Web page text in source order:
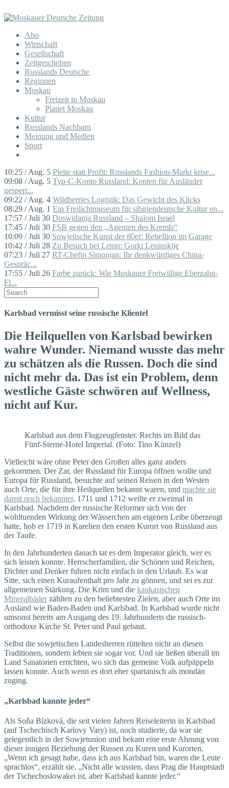
Abo
Wirtschaft
Gesellschaft
Zeitgeschehen
Russlands Deutsche
Regionen
Moskau
Freizeit in Moskau
Planet Moskau
Kultur
Russlands Nachbarn
Meinung und Medien
Sport
10:25 / Aug. 5 Pleite statt Profit: Russlands Fashion-Markt krise...
09:08 / Aug. 5 Typ-C-Konto Russland: Konten für Ausländer
gesperr...
09:22 / Aug. 4 Wildberries Logistik: Das Gewicht des Klicks
08:29 / Aug. 1 Ein Freilichtmuseum für sibiriendeutsche Kultur en...
17:57 / Juli 30 Doswidanja Russland – Shalom Israel
17:45 / Juli 30 FSB gegen den „Agenten des Kremls“
10:09 / Juli 30 Sowjetische Kunst der 80er: Rebellion im Garage
10:42 / Juli 28 Zu Besuch bei Lenin: Gorki Leninskije
07:23 / Juli 27 RT-Chefin Simonjan: Ihr denkwürdiges China-
Gespräc...
17:55 / Juli 26 Farbe zurück: Wie Moskauer Freiwillige Eberzahn-
Fl...
Karlsbad vermisst seine russische Klientel
Die Heilquellen von Karlsbad bewirken
wahre Wunder. Niemand wusste das mehr
zu schätzen als die Russen. Doch die sind
nicht mehr da. Das ist ein Problem, denn
westliche Gäste schwören auf Wellness,
nicht auf Kur.
Karlsbad aus dem Flugzeugfenster. Rechts im Bild das
Fünf-Sterne-Hotel Imperial. (Foto: Tino Künzel)
Vielleicht wäre ohne Peter den Großen alles ganz anders
gekommen. Der Zar, der Russland für Europa öffnen wollte und
Europa für Russland, besuchte auf seinen Reisen in den Westen
auch Orte, die für ihre Heilquellen bekannt waren, und machte sie
damit noch bekannter. 1711 und 1712 weilte er zweimal in
Karlsbad. Nachdem der russische Reformer sich von der
wohltuenden Wirkung der Wässerchen am eigenen Leibe überzeugt
hatte, hob er 1719 in Karelien den ersten Kurort von Russland aus
der Taufe.
In den Jahrhunderten danach tat es dem Imperator gleich, wer es
sich leisten konnte. Herrscher­familien, die Schönen und Reichen,
Dichter und Denker fuhren nicht einfach in den Urlaub. Es war
Sitte, sich einen Kuraufenthalt pro Jahr zu gönnen, und sei es zur
allgemeinen Stärkung. Die Krim und die kaukasischen
Mineralbäderzählten zu den beliebtesten Zielen, aber auch Orte im
Ausland wie Baden-Baden und Karlsbad. In Karlsbad wurde nicht
umsonst bereits am Ausgang des 19. Jahrhunderts die russisch-
orthodoxe Kirche St. Peter und Paul gebaut.
Selbst die sowjetischen Landesherren rüttelten nicht an diesen
Traditionen, sondern lebten sie sogar vor. Und sie ließen überall im
Land Sanatorien errichten, wo sich das gemeine Volk aufpäppeln
lassen konnte. Auch wenn es dort eher spartanisch als mondän
zuging.
„Karlsbad kannte jeder“
Als Soňa Bízková, die seit vielen Jahren Reiseleiterin in Karlsbad
(auf Tschechisch Karlovy Vary) ist, noch studierte, da war sie
gelegentlich in der Sowjetunion und bekam eine erste Ahnung von
dieser innigen Beziehung der Russen zu Kuren und Kurorten.
„Wenn ich gesagt habe, dass ich aus Karlsbad bin, waren die Leute
sprachlos“, erzählt sie. „Nicht alle wussten, dass Prag die Hauptstadt
der Tschechoslowakei ist, aber Karlsbad kannte jeder.“